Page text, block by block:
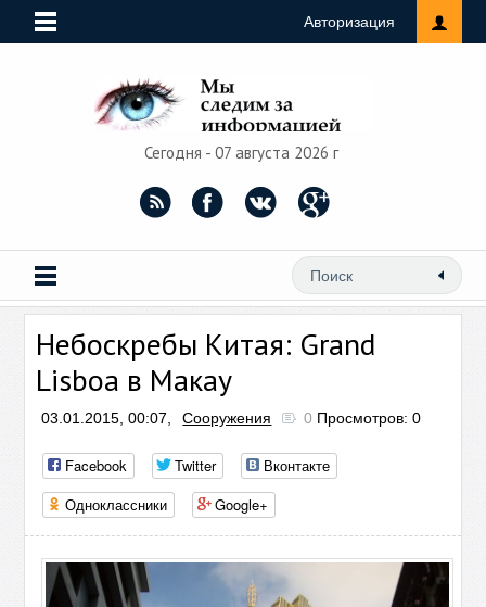
Авторизация
Сегодня - 07 августа 2026 г
Небоскребы Китая: Grand
Lisboa в Макау
03.01.2015, 00:07, Сооружения 0 Просмотров: 0
Facebook Twitter
Вконтакте
Одноклассники
Google+